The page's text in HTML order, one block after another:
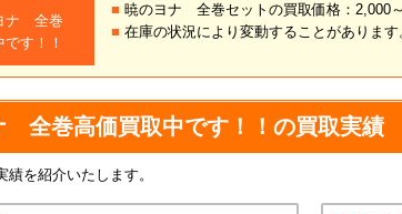
ナ 全巻
す！！
■ 暁のヨナ 全巻セットの買取
■ 在庫の状況により変動することがあります
全巻高価買取中です！！の買取実績
績を紹介いたします。